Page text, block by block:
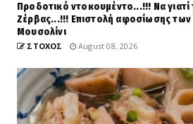
Προδοτικό ντοκουμέντο...!!! Να γιατί
Ζέρβας...!!! Επιστολή αφοσίωσης
Μουσολίνι
ΣΤΟΧΟΣ August 08, 2026